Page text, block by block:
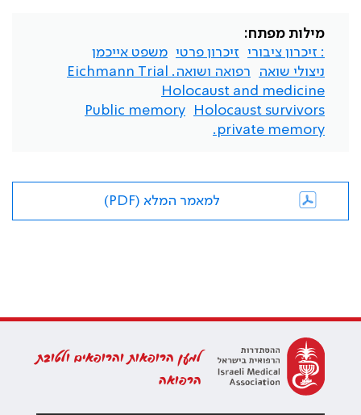
מילות מפתח:
: זיכרון ציבורי
זיכרון פרטי משפט אייכמן
ניצולי שואה
רפואה ושואה. Eichmann Trial
Holocaust and medicine
Holocaust survivors
Public memory
private memory.
למאמר המלא (PDF)
למען הרופאות והרופאים ולטובת
הרפואה